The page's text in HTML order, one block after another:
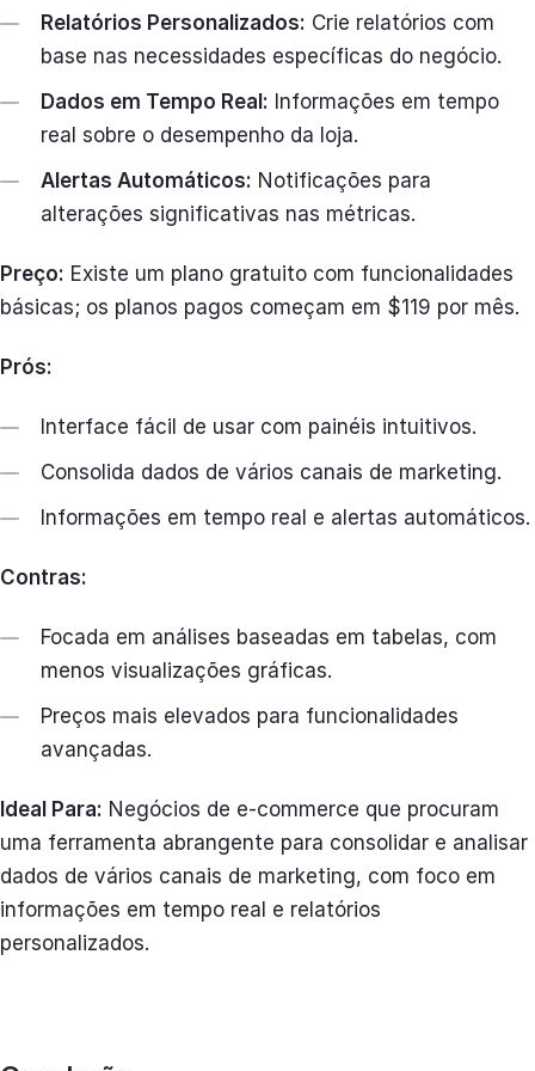
Relatórios Personalizados: Crie relatórios com
base nas necessidades específicas do negócio.
Dados em Tempo Real: Informações em tempo
real sobre o desempenho da loja.
Alertas Automáticos: Notificações para
alterações significativas nas métricas.
Preço: Existe um plano gratuito com funcionalidades
básicas; os planos pagos começam em $119 por mês.
Prós:
Interface fácil de usar com painéis intuitivos.
Consolida dados de vários canais de marketing.
Informações em tempo real e alertas automáticos.
Contras:
Focada em análises baseadas em tabelas, com
menos visualizações gráficas.
Preços mais elevados para funcionalidades
avançadas.
Ideal Para: Negócios de e-commerce que procuram
uma ferramenta abrangente para consolidar e analisar
dados de vários canais de marketing, com foco em
informações em tempo real e relatórios
personalizados.